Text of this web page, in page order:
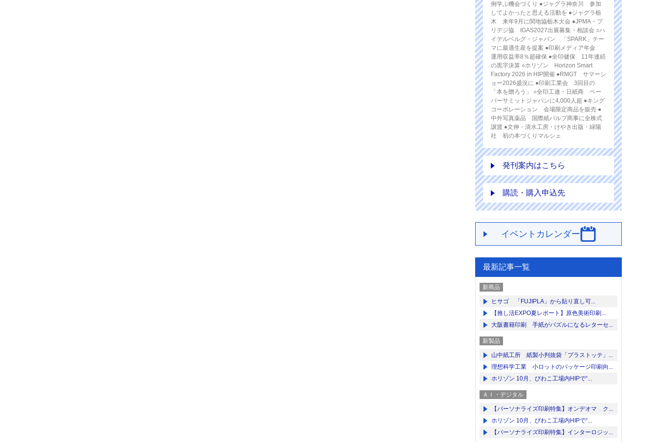
例学ぶ機会づくり ●ジャグラ神奈川 参加
してよかったと思える活動を ●ジャグラ栃
木 来年9月に関地協栃木大会 ●JPMA・プ
リデジ協 IGAS2027出展募集・相談会 ○ハ
イデルベルグ・ジャパン 「SPARK」テー
マに最適生産を提案 ●印刷メディア年金
運用収益率8％超確保 ●全印健保 11年連続
の黒字決算 ○ホリゾン Horizon Smart
Factory 2026 in HIP開催 ●RMGT サマーシ
ョー2026盛況に ●印刷工業会 3回目の
「本を贈ろう」 ○全印工連・日紙商 ペー
パーサミットジャパンに4,000人超 ●キング
コーポレーション 会場限定商品を販売 ●
中外写真薬品 国際紙パルプ商事に全株式
譲渡 ●文伸・清水工房・けやき出版・緑陽
社 初の本づくりマルシェ
発刊案内はこちら
購読・購入申込先
イベントカレンダー
最新記事一覧
新商品
ヒサゴ 「FUJIPLA」から貼り直し可...
【推し活EXPO夏レポート】原色美術印刷...
大阪書籍印刷 手紙がパズルになるレターセ...
新製品
山中紙工所 紙製小判抜袋「プラストッテ」...
理想科学工業 小ロットのパッケージ印刷向...
ホリゾン 10月、びわこ工場内HIPで“...
ＡＩ・デジタル
【パーソナライズ印刷特集】オンデオマ ク...
ホリゾン 10月、びわこ工場内HIPで“...
【パーソナライズ印刷特集】インターロジッ...